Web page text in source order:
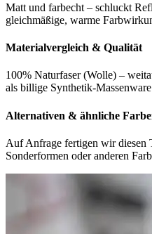
Matt und farbecht – schluckt
gleichmäßige, warme
Materialvergleich & Qualität
100% Naturfaser (Wolle) –
als billige Synthetik-
Alternativen & ähnliche
Auf Anfrage fertigen wir diesen
Sonderformen oder anderen